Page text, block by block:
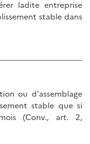
ladite entreprise
stable dans
ou d'assemblage
stable que si
(Conv., art. 2,